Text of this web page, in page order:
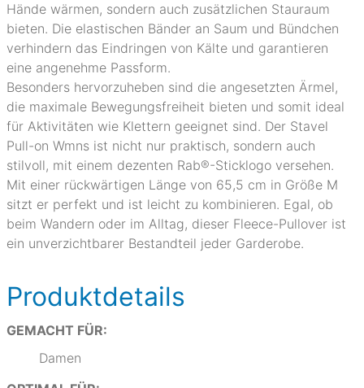
Hände wärmen, sondern auch zusätzlichen Stauraum
bieten. Die elastischen Bänder an Saum und Bündchen
verhindern das Eindringen von Kälte und garantieren
eine angenehme Passform.
Besonders hervorzuheben sind die angesetzten Ärmel,
die maximale Bewegungsfreiheit bieten und somit ideal
für Aktivitäten wie Klettern geeignet sind. Der Stavel
Pull-on Wmns ist nicht nur praktisch, sondern auch
stilvoll, mit einem dezenten Rab®-Sticklogo versehen.
Mit einer rückwärtigen Länge von 65,5 cm in Größe M
sitzt er perfekt und ist leicht zu kombinieren. Egal, ob
beim Wandern oder im Alltag, dieser Fleece-Pullover ist
ein unverzichtbarer Bestandteil jeder Garderobe.
Produktdetails
GEMACHT FÜR:
Damen